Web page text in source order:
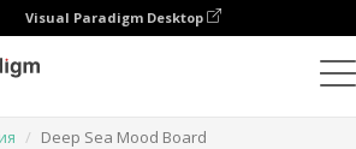
Visual Paradigm Desktop
Deep Sea Mood Board